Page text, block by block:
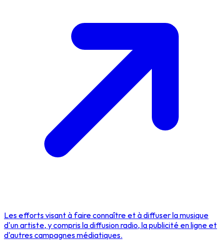
Les efforts visant à faire connaître et à diffuser la musique
d'un artiste, y compris la diffusion radio, la publicité en ligne et
d'autres campagnes médiatiques.